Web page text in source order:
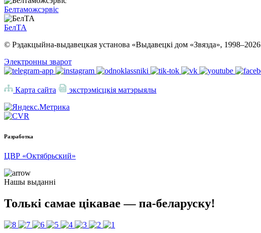
Белтаможсэрвіс
БелТА
© Рэдакцыйна-выдавецкая установа «Выдавецкі дом «Звязда», 1998–2026
Электронны зварот
Карта сайта экстрэмісцкія матэрыялы
Разработка
ЦВР «Октябрьский»
Нашы выданні
Толькі самае цікавае — па-беларуску!